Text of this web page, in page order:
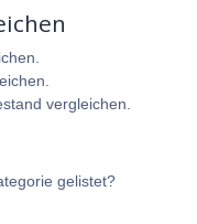
vergleichen.
gelistet?